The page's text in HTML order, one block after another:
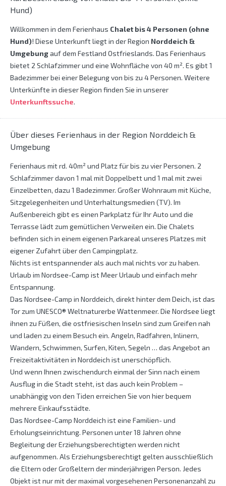
Hund)
Willkommen in dem Ferienhaus Chalet bis 4 Personen (ohne
Hund)! Diese Unterkunft liegt in der Region Norddeich &
Umgebungauf dem Festland Ostfrieslands. Das Ferienhaus
bietet 2 Schlafzimmer und eine Wohnfläche von 40 m². Es gibt 1
Badezimmer bei einer Belegung von bis zu 4 Personen. Weitere
Unterkünfte in dieser Region finden Sie in unserer
Unterkunftssuche.
Über dieses Ferienhaus in der Region Norddeich &
Umgebung
Ferienhaus mit rd. 40m² und Platz für bis zu vier Personen. 2
Schlafzimmer davon 1 mal mit Doppelbett und 1 mal mit zwei
Einzelbetten, dazu 1 Badezimmer. Großer Wohnraum mit Küche,
Sitzgelegenheiten und Unterhaltungsmedien (TV). Im
Außenbereich gibt es einen Parkplatz für Ihr Auto und die
Terrasse lädt zum gemütlichen Verweilen ein. Die Chalets
befinden sich in einem eigenen Parkareal unseres Platzes mit
eigener Zufahrt über den Campingplatz.
Nichts ist entspannender als auch mal nichts vor zu haben.
Urlaub im Nordsee-Camp ist Meer Urlaub und einfach mehr
Entspannung.
Das Nordsee-Camp in Norddeich, direkt hinter dem Deich, ist das
Tor zum UNESCO® Weltnaturerbe Wattenmeer. Die Nordsee liegt
ihnen zu Füßen, die ostfriesischen Inseln sind zum Greifen nah
und laden zu einem Besuch ein. Angeln, Radfahren, Inlinern,
Wandern, Schwimmen, Surfen, Kiten, Segeln … das Angebot an
Freizeitaktivitäten in Norddeich ist unerschöpflich.
Und wenn Ihnen zwischendurch einmal der Sinn nach einem
Ausflug in die Stadt steht, ist das auch kein Problem –
unabhängig von den Tiden erreichen Sie von hier bequem
mehrere Einkaufsstädte.
Das Nordsee-Camp Norddeich ist eine Familien- und
Erholungseinrichtung. Personen unter 18 Jahren ohne
Begleitung der Erziehungsberechtigten werden nicht
aufgenommen. Als Erziehungsberechtigt gelten ausschließlich
die Eltern oder Großeltern der minderjährigen Person. Jedes
Objekt ist nur mit der maximal vorgesehenen Personenanzahl zu